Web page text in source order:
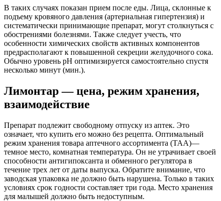
В таких случаях показан прием после еды. Лица, склонные к
подъему кровяного давления (артериальная гипертензия) и
систематически принимающие препарат, могут столкнуться с
обострениями болезнями. Также следует учесть, что
особенности химических свойств активных компонентов
предрасполагают к повышенной секреции желудочного сока.
Обычно уровень pH оптимизируется самостоятельно спустя
несколько минут (мин.).
Лимонтар — цена, режим хранения,
взаимодействие
Препарат подлежит свободному отпуску из аптек. Это
означает, что купить его можно без рецепта. Оптимальный
режим хранения товара аптечного ассортимента (ТАА)—
темное место, комнатная температура. Он не утрачивает своей
способности антигипоксанта и обменного регулятора в
течение трех лет от даты выпуска. Обратите внимание, что
заводская упаковка не должно быть нарушена. Только в таких
условиях срок годности составляет три года. Место хранения
для малышей должно быть недоступным.